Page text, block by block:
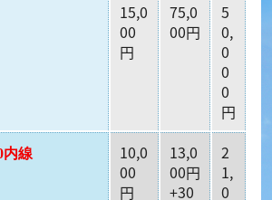
15,0
00
円
75,0
00円
5
0,
0
0
0
円
内線
10,0
00
円
13,0
00円
+30
2
1,
0